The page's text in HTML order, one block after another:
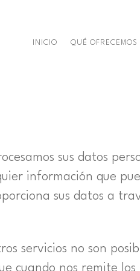
INICIO QUÉ OFRECEMOS
sus datos
información que
sus datos a
servicios no son